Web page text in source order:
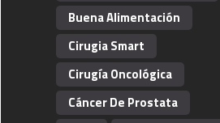
Buena Alimentación
Cirugia Smart
Cirugía Oncológica
Cáncer De Prostata